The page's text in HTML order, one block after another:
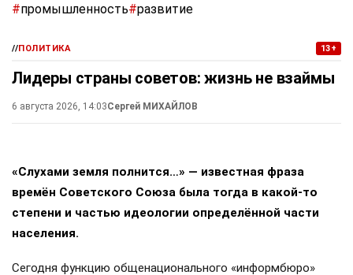
#промышленность#развитие
//ПОЛИТИКА 13+
Лидеры страны советов: жизнь не взаймы
6 августа 2026, 14:03Сергей МИХАЙЛОВ
«Слухами земля полнится…» — известная фраза
времён Советского Союза была тогда в какой-то
степени и частью идеологии определённой части
населения.
Сегодня функцию общенационального «информбюро»